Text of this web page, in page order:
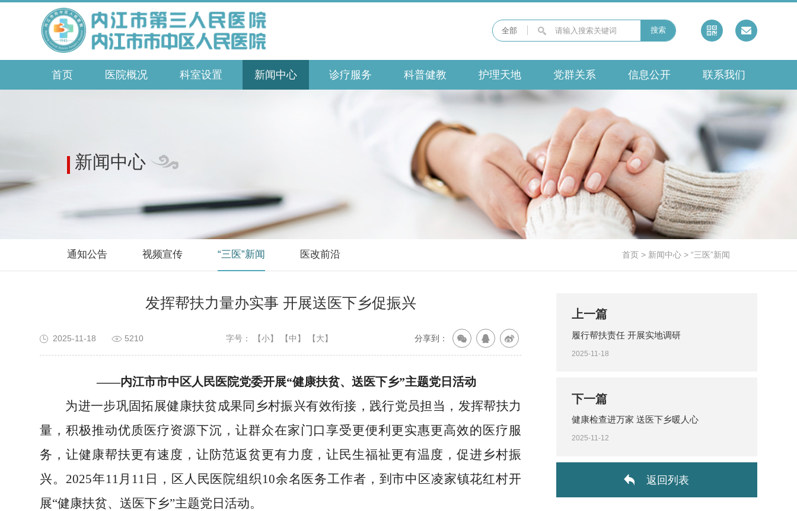
全部 搜索
首页 医院概况 科室设置 新闻中心 诊疗服务 科普健教 护理天地 党群关系 信息公开 联系我们
新闻中心
通知公告 视频宣传 “三医”新闻 医改前沿 首页 > 新闻中心 > “三医”新闻
发挥帮扶力量办实事 开展送医下乡促振兴
2025-11-18 5210 字号： 【小】 【中】 【大】 分享到：
——内江市市中区人民医院党委开展“健康扶贫、送医下乡”主题党日活动
为进一步巩固拓展健康扶贫成果同乡村振兴有效衔接 ，践行党员担当，发挥帮扶力
量，积极推动优质医疗资源下沉，让群众在家门口享受更便利更实惠更高效的医疗服
务，让健康帮扶更有速度，让防范返贫更有力度，让民生福祉更有温度，促进乡村振
兴。 2025年1 1 月 1 1 日， 区人民医院组织 10余名 医务工作者 ，到市中区凌家镇花红村开
展“健康扶贫、送医下乡”主题党日活动。
上一篇
履行帮扶责任 开展实地调研
2025-11-18
下一篇
健康检查进万家 送医下乡暖人心
2025-11-12
返回列表